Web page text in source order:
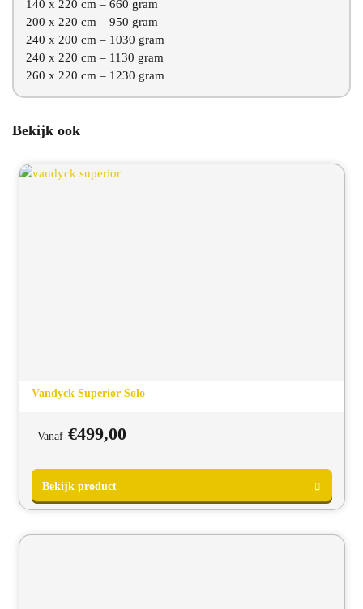
140 x 220 cm – 660 gram
200 x 220 cm – 950 gram
240 x 200 cm – 1030 gram
240 x 220 cm – 1130 gram
260 x 220 cm – 1230 gram
Bekijk ook
Vandyck Superior Solo
Vanaf €499,00